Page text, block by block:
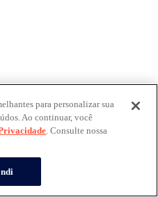
para personalizar sua
Ao continuar, você
. Consulte nossa